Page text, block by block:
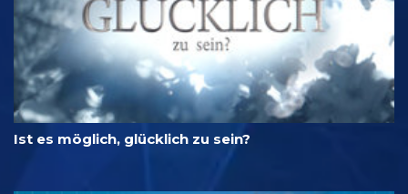
Ist es möglich, glücklich zu sein?